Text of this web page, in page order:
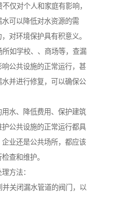
仅对个人和家庭有影响，
可以降低对水资源的需
对环境保护具有积意义。
如学校、、商场等，查漏
公共设施的正常运行，甚
并进行修复，可以确保公
水、降低费用、保护建筑
公共设施的正常运行都具
业还是公共场所，都应该
查和维护。
方法：
关闭漏水管道的阀门，以